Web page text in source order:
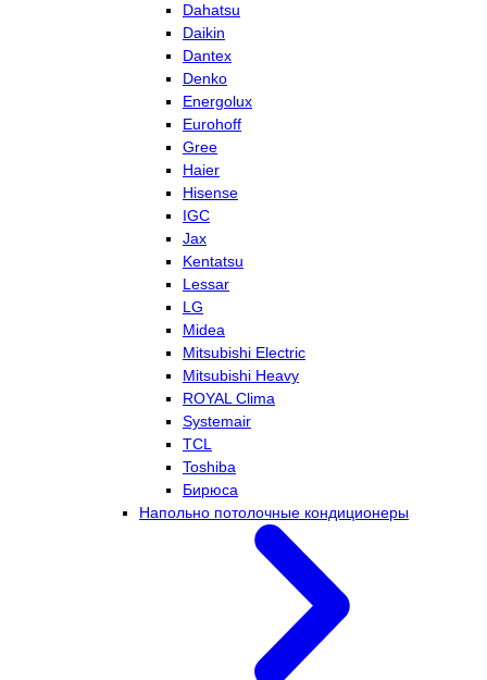
Dahatsu
Daikin
Dantex
Denko
Energolux
Eurohoff
Gree
Haier
Hisense
IGC
Jax
Kentatsu
Lessar
LG
Midea
Mitsubishi Electric
Mitsubishi Heavy
ROYAL Clima
Systemair
TCL
Toshiba
Бирюса
Напольно потолочные кондиционеры